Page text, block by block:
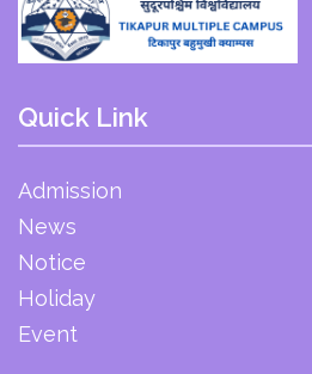
Quick Link
Admission
News
Notice
Holiday
Event